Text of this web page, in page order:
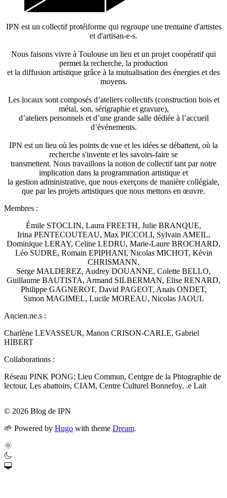
IPN est un collectif protéiforme qui regroupe une trentaine d'artistes
et d'artisan-e-s.
Nous faisons vivre à Toulouse un lieu et un projet coopératif qui
permet la recherche, la production
et la diffusion artistique grâce à la mutualisation des énergies et des
moyens.
Les locaux sont composés d’ateliers collectifs (construction bois et
métal, son, sérigraphie et gravure),
d’ateliers personnels et d’une grande salle dédiée à l’accueil
d’événements.
IPN est un lieu où les points de vue et les idées se débattent, où la
recherche s'invente et les savoirs-faire se
transmettent. Nous travaillons la notion de collectif tant par notre
implication dans la programmation artistique et
la gestion administrative, que nous exerçons de manière collégiale,
que par les projets artistiques que nous mettons en œuvre.
Membres :
Émile STOCLIN, Laura FREETH, Julie BRANQUE,
Irina PENTECOUTEAU, Max PICCOLI, Sylvain AMEIL,
Dominique LERAY, Celine LEDRU, Marie-Laure BROCHARD,
Léo SUDRE, Romain EPIPHANI, Nicolas MICHOT, Kévin
CHRISMANN,
Serge MALDEREZ, Audrey DOUANNE, Colette BELLO,
Guillaume BAUTISTA, Armand SILBERMAN, Elise RENARD,
Philippe GAGNEROT, David PAGEOT, Anaïs ONDET,
Simon MAGIMEL, Lucile MOREAU, Nicolas JAOUL
Ancien.ne.s :
Charlène LEVASSEUR, Manon CRISON-CARLE, Gabriel
HIBERT
Collaborations :
Réseau PINK PONG; Lieu Commun, Centgre de la Phtographie de
lectour, Les abattoirs, CIAM, Centre Culturel Bonnefoy, .e Lait
© 2026 Blog de IPN
🌱 Powered by Hugo with theme Dream.